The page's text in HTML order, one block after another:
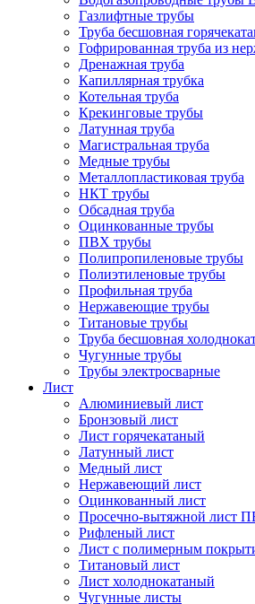
Газлифтные трубы
Труба бесшовная
Гофрированная труба из
Дренажная труба
Капиллярная трубка
Котельная труба
Крекинговые трубы
Латунная труба
Магистральная труба
Медные трубы
Металлопластиковая труба
НКТ трубы
Обсадная труба
Оцинкованные трубы
ПВХ трубы
Полипропиленовые трубы
Полиэтиленовые трубы
Профильная труба
Нержавеющие трубы
Титановые трубы
Труба бесшовная
Чугунные трубы
Трубы электросварные
Лист
Алюминиевый лист
Бронзовый лист
Лист горячекатаный
Латунный лист
Медный лист
Нержавеющий лист
Оцинкованный лист
Просечно-вытяжной лист
Рифленый лист
Лист с полимерным
Титановый лист
Лист холоднокатаный
Чугунные листы